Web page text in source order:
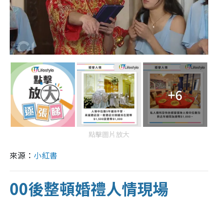
+6
點擊圖片放大
來源： 小紅書
00後整頓婚禮人情現場